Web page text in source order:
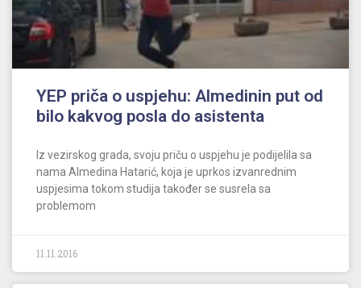
YEP priča o uspjehu: Almedinin put od
bilo kakvog posla do asistenta
Iz vezirskog grada, svoju priču o uspjehu je podijelila sa
nama Almedina Hatarić, koja je uprkos izvanrednim
uspjesima tokom studija također se susrela sa
problemom
11.11.2016